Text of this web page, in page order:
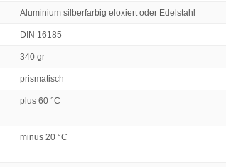
Aluminium silberfarbig eloxiert oder Edelstahl
DIN 16185
340 gr
prismatisch
plus 60 °C
minus 20 °C